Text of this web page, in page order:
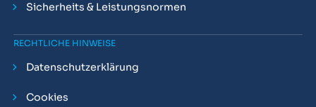
Sicherheits & Leistungsnormen
RECHTLICHE HINWEISE
Datenschutzerklärung
Cookies